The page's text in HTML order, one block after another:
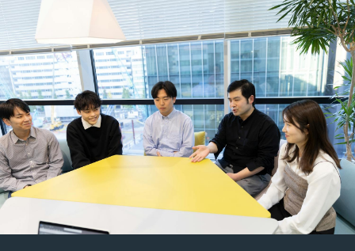
Cases
導入事例
Thought
Who we are
私たちの考え
Company
会社概要
News
お知らせ
Career